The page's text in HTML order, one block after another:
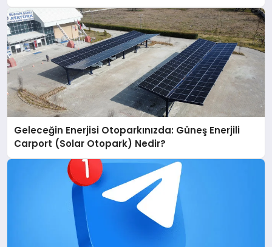
Geleceğin Enerjisi Otoparkınızda: Güneş Enerjili
Carport (Solar Otopark) Nedir?